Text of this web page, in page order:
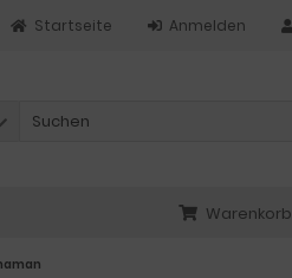
Anmelden
Startseite
Warenkorb